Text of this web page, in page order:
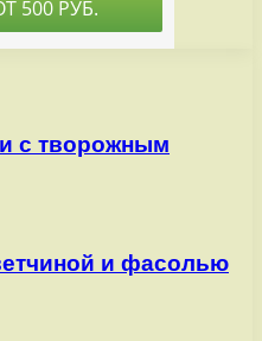
с творожным
и фасолью